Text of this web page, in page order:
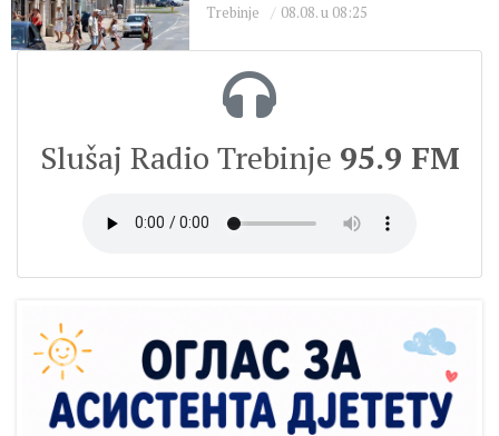
Trebinje 08.08. u 08:25
Slušaj Radio Trebinje 95.9 FM